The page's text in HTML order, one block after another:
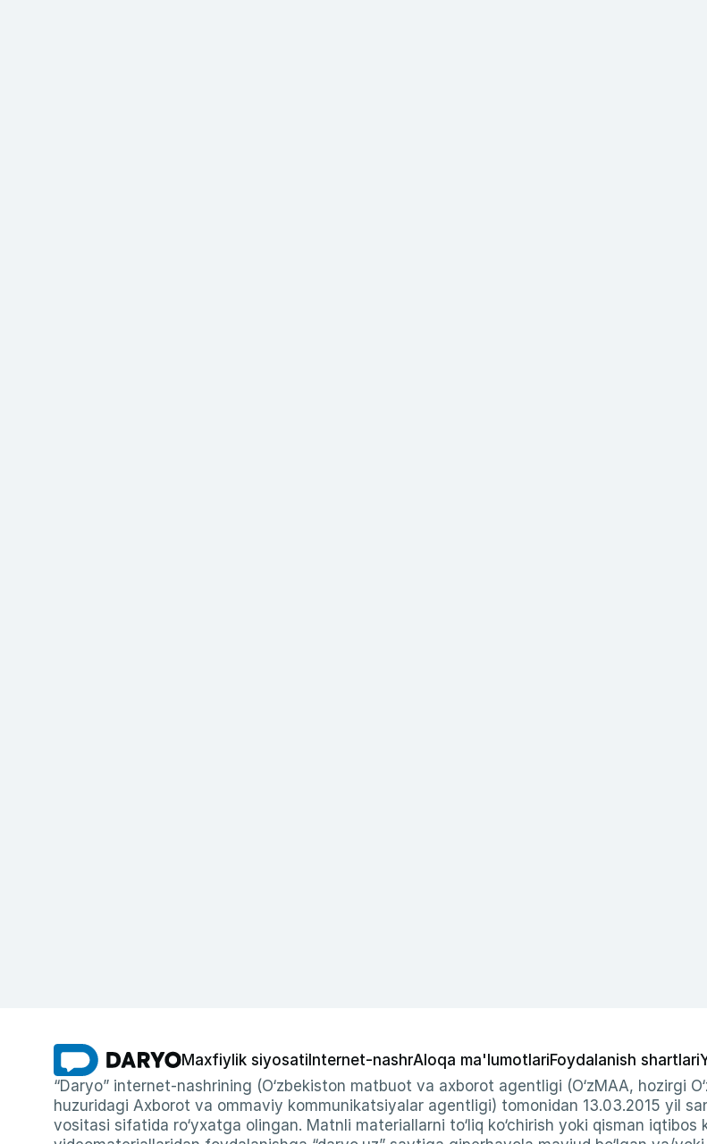
Maxfiylik siyosati Internet-nashrAloqa ma'lumotlariFoydalanish shartlari
“Daryo” internet-nashrining (O‘zbekiston matbuot va axborot agentligi (O‘zMAA, hozirgi
huzuridagi Axborot va ommaviy kommunikatsiyalar agentligi) tomonidan 13.03.2015 yil
vositasi sifatida ro‘yxatga olingan. Matnli materiallarni to‘liq ko‘chirish yoki qisman